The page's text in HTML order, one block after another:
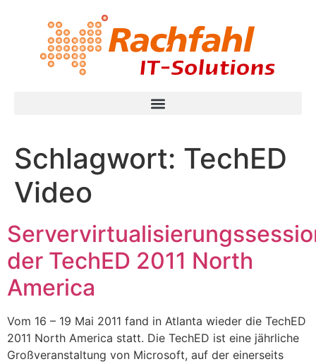
Schlagwort: TechED
Video
der TechED 2011 North
America
Vom 16 – 19 Mai 2011 fand in Atlanta wieder die TechED
2011 North America statt. Die TechED ist eine jährliche
Großveranstaltung von Microsoft, auf der einerseits